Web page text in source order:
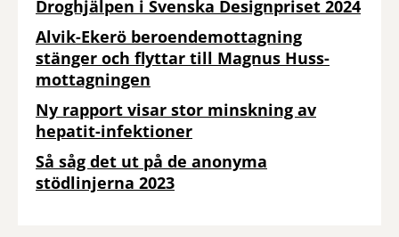
Droghjälpen i Svenska Designpriset 2024
Alvik-Ekerö beroendemottagning
stänger och flyttar till Magnus Huss-
mottagningen
Ny rapport visar stor minskning av
hepatit-infektioner
Så såg det ut på de anonyma
stödlinjerna 2023